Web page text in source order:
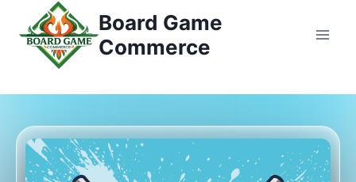
ツ
Board Game
Commerce